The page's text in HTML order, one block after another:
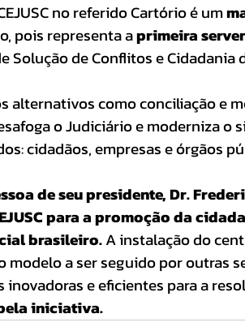
no referido Cartório é um
pois representa a primeira
Solução de Conflitos e Cidadania
alternativos como conciliação e
o Judiciário e moderniza o
cidadãos, empresas e órgãos
de seu presidente, Dr.
para a promoção da
brasileiro. A instalação do
modelo a ser seguido por outras
inovadoras e eficientes para a
iniciativa.